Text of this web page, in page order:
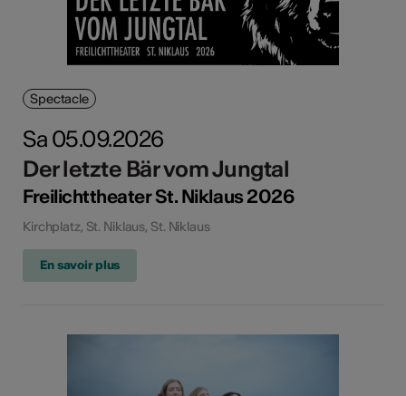
Spectacle
Sa 05.09.2026
Der letzte Bär vom Jungtal
Freilichttheater St. Niklaus 2026
Kirchplatz, St. Niklaus, St. Niklaus
En savoir plus